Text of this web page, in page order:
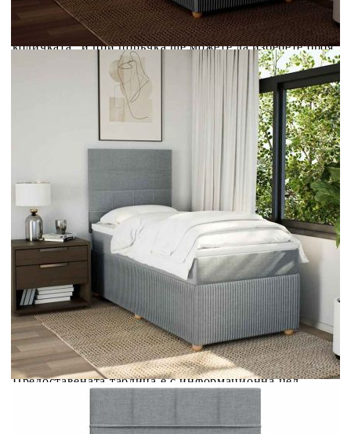
Extraction of information from credit institutions
Предоставената таблица е с информационна цел.
Добавете продукта в количката си с бутона "Добави в
количката" и при поръчка ще можете да изберете броя
вноски на кредита.
Acest tabel are caracter informativ. Adăugați produsul în
coșul de cumpărături unde veți putea selecta detaliile
cererii de creditare.
Предоставената таблица е с информационна цел.
Добавете продукта в количката си с бутона "Добави в
количката" и при поръчка ще можете да изберете броя
Предоставената таблица е с информационна цел.
Добавете продукта в количката си с бутона "Добави в
количката" и при поръчка ще можете да изберете броя
Предоставената таблица е с информационна цел.
Добавете продукта в количката си с бутона "Добави в
количката" и при поръчка ще можете да изберете броя
вноски на кредита.
Предоставената таблица е с информационна цел.
Добавете продукта в количката си с бутона "Добави в
вноски на кредита.